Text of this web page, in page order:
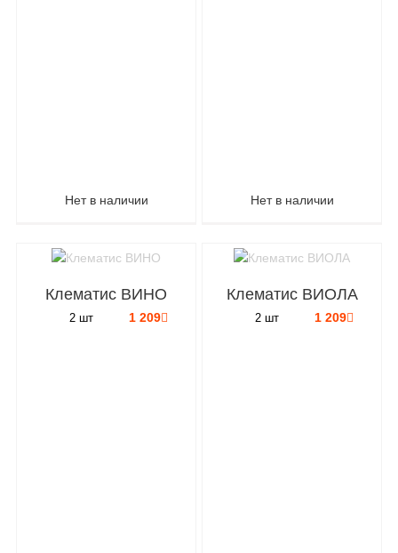
Нет в наличии Нет в наличии
Клематис ВИНО
2 шт 1 209
Клематис ВИОЛА
2 шт 1 209